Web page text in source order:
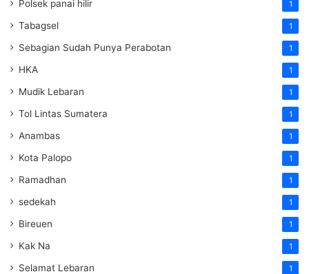
Polsek panai hilir 1
Tabagsel 1
Sebagian Sudah Punya Perabotan 1
HKA 1
Mudik Lebaran 1
Tol Lintas Sumatera 1
Anambas 1
Kota Palopo 1
Ramadhan 1
sedekah 1
Bireuen 1
Kak Na 1
Selamat Lebaran 1